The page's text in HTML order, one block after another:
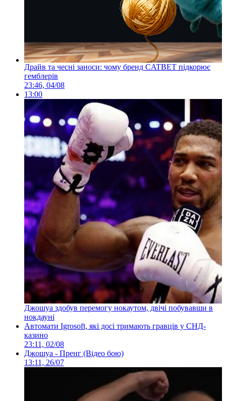
Драйв та чесні заноси: чому бренд CATBET підкорює
гемблерів
23:46, 04/08
13:00
Джошуа здобув перемогу нокаутом, двічі побувавши в
нокдауні
Автомати Igrosoft, які досі тримають гравців у СНД-
казино
23:11, 02/08
Джошуа - Пренг (Відео бою)
13:11, 26/07